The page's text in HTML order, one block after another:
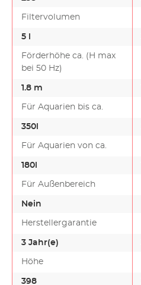
Filtervolumen
5 l
Förderhöhe ca. (H max
bei 50 Hz)
1.8 m
Für Aquarien bis ca.
350l
Für Aquarien von ca.
180l
Für Außenbereich
Nein
Herstellergarantie
3 Jahr(e)
Höhe
398